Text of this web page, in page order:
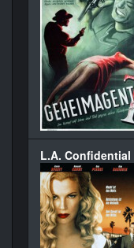
L.A. Confidential